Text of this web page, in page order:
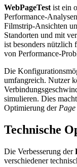
WebPageTest ist ein
Performance-
Filmstrip-Ansichten
Standorten und mit
ist besonders nützlich
von Performance-
Die
umfangreich. Nutzer
simulieren. Dies
Optimierung der Page
Technische
Die Verbesserung der
verschiedener